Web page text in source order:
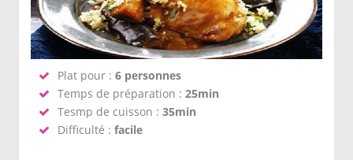
Plat pour : 6 personnes
Temps de préparation : 25min
Tesmp de cuisson : 35min
Difficulté : facile